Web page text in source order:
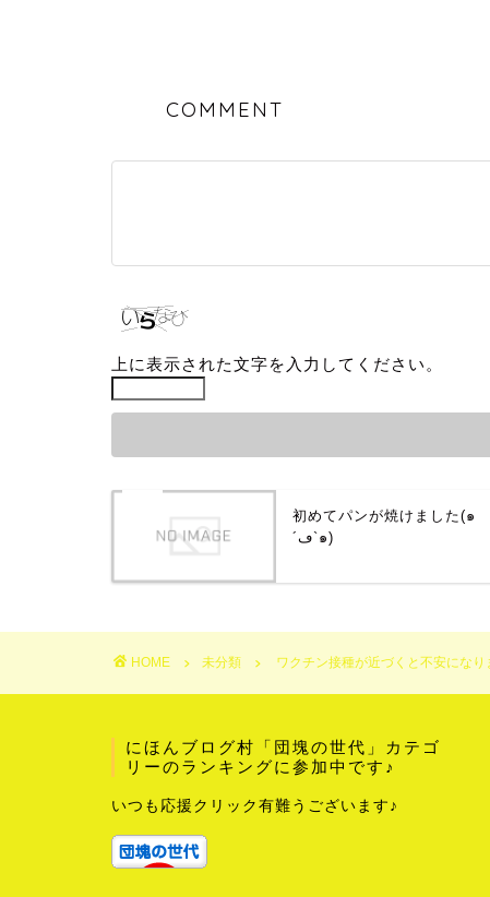
COMMENT
上に表示された文字を入力してください。
初めてパンが焼けました(๑
´ڡ`๑)
HOME 未分類 ワクチン接種が近づくと不安になり
にほんブログ村「団塊の世代」カテゴ
リーのランキングに参加中です♪
いつも応援クリック有難うございます♪